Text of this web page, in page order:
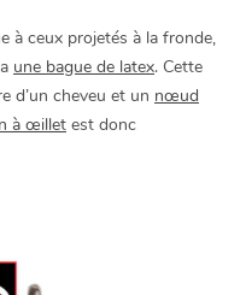
à ceux projetés à la fronde,
une bague de latex. Cette
d’un cheveu et un nœud
à œillet est donc